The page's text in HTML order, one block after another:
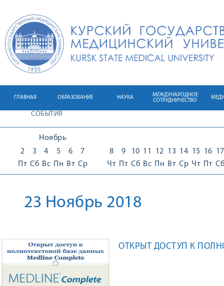
ГЛАВНАЯ ОБРАЗОВАНИЕ НАУКА
МЕЖДУНАРОДНОЕ
СОТРУДНИЧЕСТВО
СОБЫТИЯ
Ноябрь
2
Пт
3
Сб
4
Вс
5
Пн
6
Вт
7
Ср
8
Чт
9
Пт
10
Сб
11
Вс
12
Пн
13
Вт
14
Ср
15
Чт
16
Пт
17
Сб
23 Ноябрь 2018
ОТКРЫТ ДОСТУП К